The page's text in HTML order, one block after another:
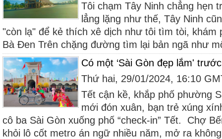
Tôi chạm Tây Ninh chẳng hẹn
lẳng lặng như thế, Tây Ninh
"còn lạ" để kẻ thích xê dịch như tôi tìm tòi,
Bà Đen Trên chặng đường tìm lại bản ngã như
Có một ‘Sài Gòn đẹp lắm'
Thứ hai, 29/01/2024, 16:10
Tết cận kề, khắp phố phường
mới đón xuân, bạn trẻ xúng
cô ba Sài Gòn xuống phố “check-in” Tết. Chợ
khỏi lô cốt metro án ngữ nhiều năm, mở ra